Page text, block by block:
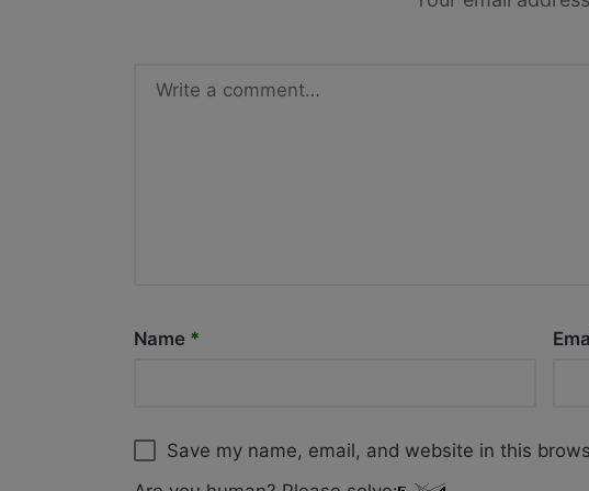
Name *
Save my name, email, and website in this